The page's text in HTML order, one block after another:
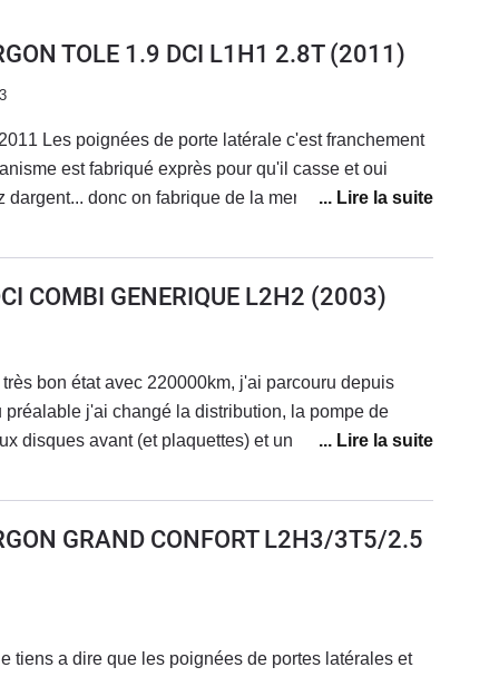
TOLE 1.9 DCI L1H1 2.8T(2011)
Les poignées de porte latérale c'est franchement
est fabriqué exprès pour qu'il casse et oui
dargent... donc on fabrique de la merde pour faire
qui s'use très rapidement ergot en
l'on tire sur la poignée la honte Renault...Du
avec un rivet pop et une rondelle de maintien
COMBI GENERIQUE L2H2 (2003)
bon état avec 220000km, j'ai parcouru depuis
j'ai changé la distribution, la pompe de
disques avant (et plaquettes) et un étrier arrière.Je
usuelles, je roule toujours chargé avec un
autoroute et vitesse usuelle sur la route.En grosse
GRAND CONFORT L2H3/3T5/2.5
tiens a dire que les poignées de portes latérales et